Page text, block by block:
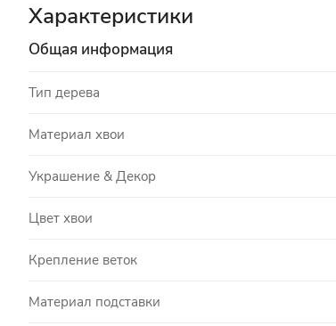
Характеристики
Общая информация
Тип дерева
Материал хвои
Украшение & Декор
Цвет хвои
Крепление веток
Материал подставки